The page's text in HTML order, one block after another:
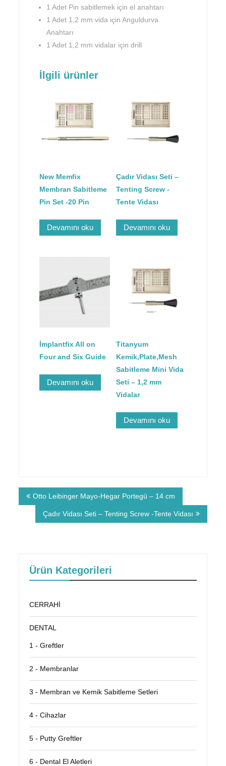
1 Adet Pin sabitlemek için el anahtarı
1 Adet 1,2 mm vida için Anguldurva
Anahtarı
1 Adet 1,2 mm vidalar için drill
İlgili ürünler
New Memfix
Membran Sabitleme
Pin Set -20 Pin
Devamını oku
Çadır Vidası Seti –
Tenting Screw -
Tente Vidası
Devamını oku
İmplantfix All on
Four and Six Guide
Devamını oku
Titanyum
Kemik,Plate,Mesh
Sabitleme Mini Vida
Seti – 1,2 mm
Vidalar
Devamını oku
Otto Leibinger Mayo-Hegar Portegü – 14 cm
Çadır Vidası Seti – Tenting Screw -Tente Vidası
Ürün Kategorileri
CERRAHİ
DENTAL
1 - Greftler
2 - Membranlar
3 - Membran ve Kemik Sabitleme Setleri
4 - Cihazlar
5 - Putty Greftler
6 - Dental El Aletleri